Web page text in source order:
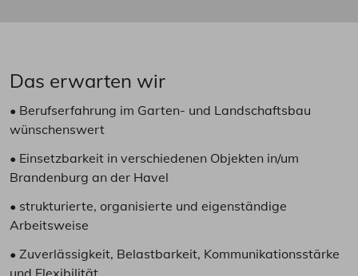
Das erwarten wir
• Berufserfahrung im Garten- und Landschaftsbau
wünschenswert
• Einsetzbarkeit in verschiedenen Objekten in/um
Brandenburg an der Havel
• strukturierte, organisierte und eigenständige
Arbeitsweise
• Zuverlässigkeit, Belastbarkeit, Kommunikationsstärke
und Flexibilität